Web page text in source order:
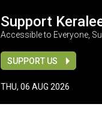
Support
Accessible to Everyone,
SUPPORT US
THU, 06 AUG 2026